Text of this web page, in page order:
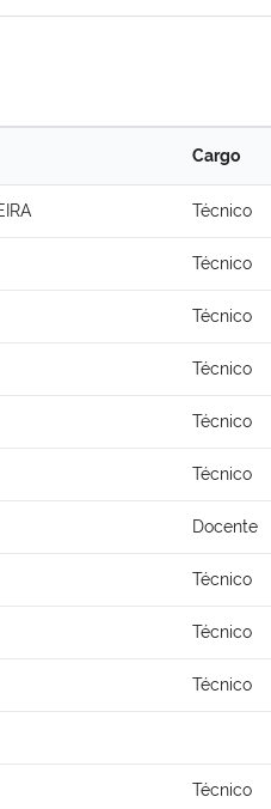
Cargo
Técnico
Técnico
Técnico
Técnico
Técnico
Técnico
Docente
Técnico
Técnico
Técnico
Técnico